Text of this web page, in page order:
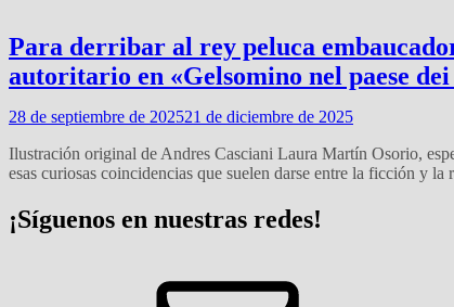
Para derribar al rey peluca
autoritario en «Gelsomino nel paese
28 de septiembre de 202521 de diciembre de 2025
Ilustración original de Andres Casciani Laura Martín Osorio,
esas curiosas coincidencias que suelen darse entre la ficción y
¡Síguenos en nuestras redes!